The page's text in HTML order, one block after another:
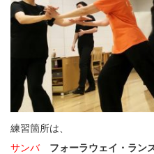
練習箇所は、
サンバ
フォーラウェイ・ラン